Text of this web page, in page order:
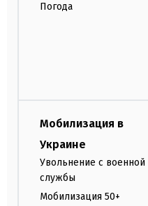
Погода
Мобилизация в
Украине
Увольнение с военной
службы
Мобилизация 50+